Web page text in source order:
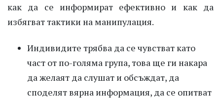
как да се информират ефективно и как да
избягват тактики на манипулация.
Индивидите трябва да се чувстват като
част от по-голяма група, това ще ги накара
да желаят да слушат и обсъждат, да
споделят вярна информация, да се опитват